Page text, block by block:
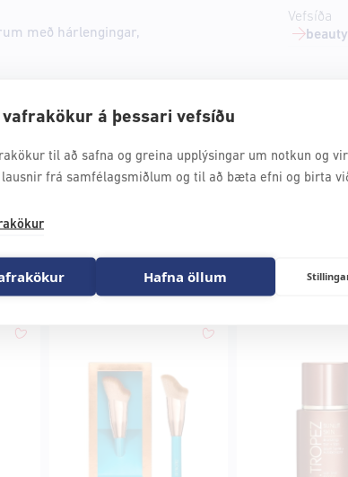
vafrakökur á þessari vefsíðu
til að safna og greina upplýsingar um notkun og
lausnir frá samfélagsmiðlum og til að bæta efni og birta
Hafna öllum
með hárlengingar,
Vefsíða